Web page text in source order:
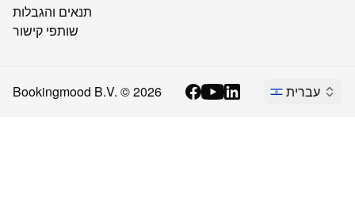
תנאים והגבלות
שותפי קישור
Bookingmood B.V. ©2026 עברית